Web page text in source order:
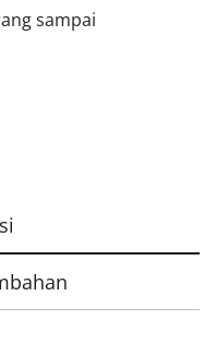
sampai